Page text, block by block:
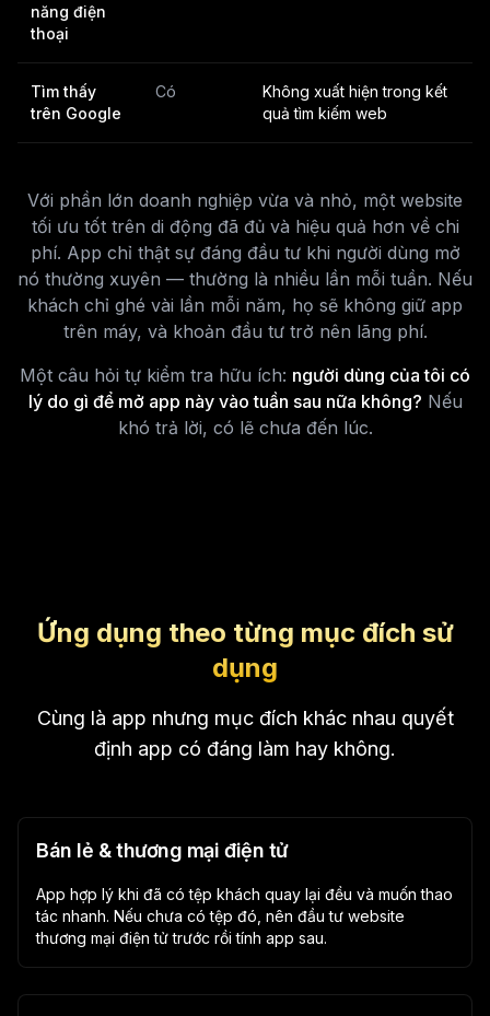
năng điện
thoại
Tìm thấy
trên Google
Có
Không xuất hiện trong kết
quả tìm kiếm web
Với phần lớn doanh nghiệp vừa và nhỏ, một website
tối ưu tốt trên di động đã đủ và hiệu quả hơn về chi
phí. App chỉ thật sự đáng đầu tư khi người dùng mở
nó thường xuyên — thường là nhiều lần mỗi tuần. Nếu
khách chỉ ghé vài lần mỗi năm, họ sẽ không giữ app
trên máy, và khoản đầu tư trở nên lãng phí.
Một câu hỏi tự kiểm tra hữu ích: người dùng của tôi có
lý do gì để mở app này vào tuần sau nữa không? Nếu
khó trả lời, có lẽ chưa đến lúc.
Ứng dụng theo từng mục đích sử
dụng
Cùng là app nhưng mục đích khác nhau quyết
định app có đáng làm hay không.
Bán lẻ & thương mại điện tử
App hợp lý khi đã có tệp khách quay lại đều và muốn thao
tác nhanh. Nếu chưa có tệp đó, nên đầu tư website
thương mại điện tử trước rồi tính app sau.